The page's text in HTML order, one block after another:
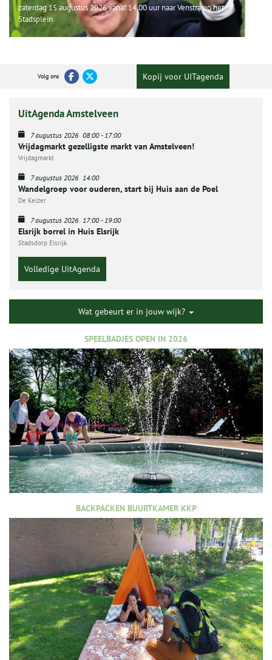
zaterdag 15 augustus 2026 vanaf 14.00 uur naar Venstra op het
Stadsplein
Volg ons Kopij voor UITagenda
UitAgenda Amstelveen
7 augustus 2026 08:00-17:00
Vrijdagmarkt gezelligste markt van Amstelveen!
Vrijdagmarkt
7 augustus 2026 14:00
Wandelgroep voor ouderen, start bij Huis aan de Poel
De Keizer
7 augustus 2026 17:00-19:00
Elsrijk borrel in Huis Elsrijk
Stadsdorp Elsrijk
Volledige UitAgenda
Wat gebeurt er in jouw wijk?
SPEELBADJES OPEN IN 2026
BACKPACKEN BUURTKAMER KKP